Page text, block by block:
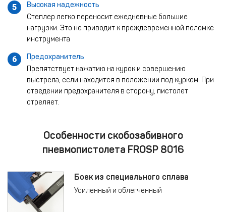
5
Высокая надежность
Степлер легко переносит ежедневные большие
нагрузки. Это не приводит к преждевременной поломке
инструмента
6
Предохранитель
Препятствует нажатию на курок и совершению
выстрела, если находится в положении под курком. При
отведении предохранителя в сторону, пистолет
стреляет.
Особенности скобозабивного
пневмопистолета FROSP 8016
Боек из специального сплава
Усиленный и облегченный